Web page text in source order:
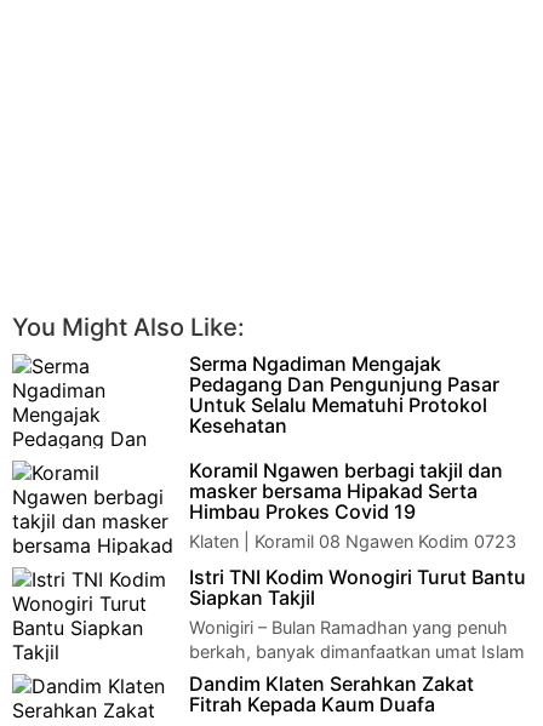
You Might Also Like:
Serma Ngadiman Mengajak
Pedagang Dan Pengunjung Pasar
Untuk Selalu Mematuhi Protokol
Kesehatan
Pasar Matesih kecamatan Matesih Serma Ngadiman anggota
Koramil 07/Matesih melaksana…
Koramil Ngawen berbagi takjil dan
masker bersama Hipakad Serta
Himbau Prokes Covid 19
Klaten | Koramil 08 Ngawen Kodim 0723
Klaten beserta 6 Anggota Hipakad
(Himpunan Putra Putri Angkatan Darat ) Kab. Klate…
Istri TNI Kodim Wonogiri Turut Bantu
Siapkan Takjil
Wonigiri – Bulan Ramadhan yang penuh
berkah, banyak dimanfaatkan umat Islam
untuk meningkatkan keimanan dan ketakwaan ke…
Dandim Klaten Serahkan Zakat
Fitrah Kepada Kaum Duafa